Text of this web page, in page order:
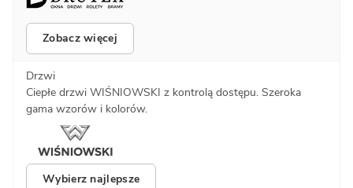
Zobacz więcej
Drzwi
Ciepłe drzwi WIŚNIOWSKI z kontrolą dostępu. Szeroka
gama wzorów i kolorów.
Wybierz najlepsze